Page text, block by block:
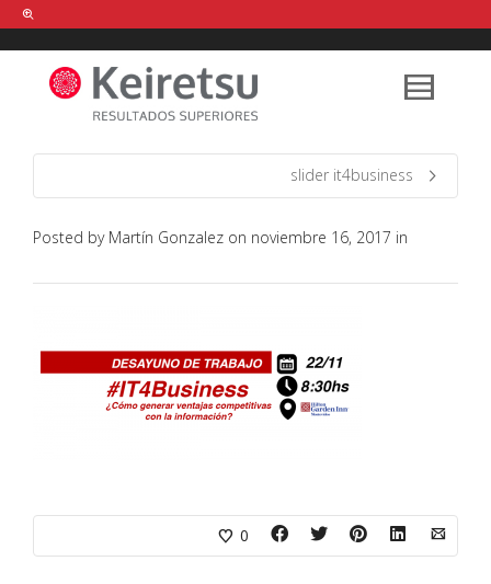
Help me Dante! I'm looking for new
shirts in a size medium
that cost
between £ . Show me all the
items, from the brandour legacy.
FIND MY ITEMS!
slider it4business
Posted by Martín Gonzalez on noviembre 16, 2017 in
0